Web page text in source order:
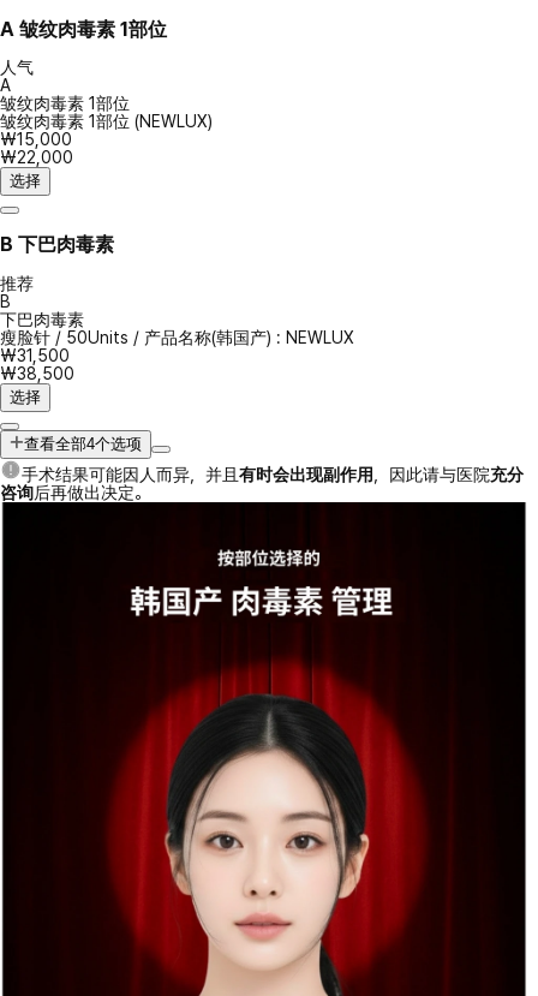
A 皱纹肉毒素 1部位
人气
A
皱纹肉毒素 1部位
皱纹肉毒素 1部位 (NEWLUX)
₩15,000
₩22,000
选择
B 下巴肉毒素
推荐
B
下巴肉毒素
瘦脸针 / 50Units / 产品名称(韩国产) : NEWLUX
₩31,500
₩38,500
选择
查看全部4个选项
手术结果可能因人而异，并且 有时会出现副作用 ，因此请与医院充分
咨询后再做出决定。